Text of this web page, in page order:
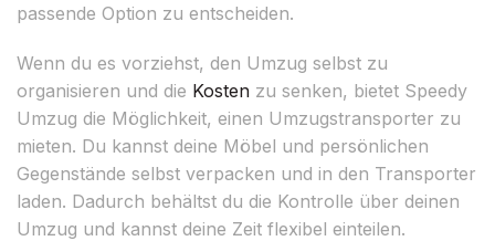
passende Option zu entscheiden.
Wenn du es vorziehst, den Umzug selbst zu
organisieren und die Kosten zu senken, bietet Speedy
Umzug die Möglichkeit, einen Umzugstransporter zu
mieten. Du kannst deine Möbel und persönlichen
Gegenstände selbst verpacken und in den Transporter
laden. Dadurch behältst du die Kontrolle über deinen
Umzug und kannst deine Zeit flexibel einteilen.